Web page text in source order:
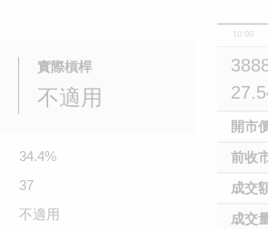
實際槓桿
不適用
34.4%
37
不適用
10:00
開市
前收
成交
成交